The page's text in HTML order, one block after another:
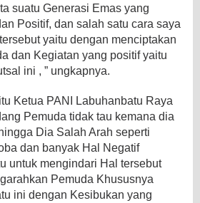
suatu Generasi Emas yang
Positif, dan salah satu cara saya
yaitu dengan menciptakan
dan Kegiatan yang positif yaitu
ini , ” ungkapnya.
Ketua PANI Labuhanbatu Raya
Pemuda tidak tau kemana dia
Dia Salah Arah seperti
dan banyak Hal Negatif
untuk mengindari Hal tersebut
Pemuda Khususnya
ini dengan Kesibukan yang